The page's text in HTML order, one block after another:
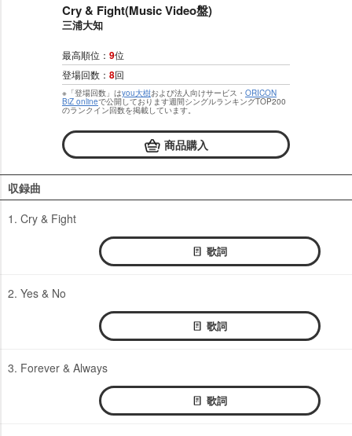
Cry & Fight(Music Video盤)
三浦大知
最高順位： 9位
登場回数： 8回
※「登場回数」はyou大樹および法人向けサービス・ ORICON
BiZ onlineで公開しております週間シングルランキングTOP200
のランクイン回数を掲載しています。
商品購入
収録曲
1. Cry & Fight
歌詞
2. Yes & No
歌詞
3. Forever & Always
歌詞